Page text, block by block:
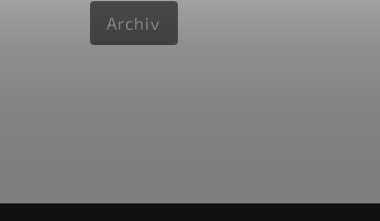
Archiv